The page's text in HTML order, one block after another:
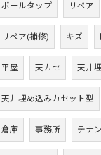
ボールタップ リペア
リペア(補修) キズ
平屋 天カセ 天井
天井埋め込みカセット型
倉庫 事務所 テナ